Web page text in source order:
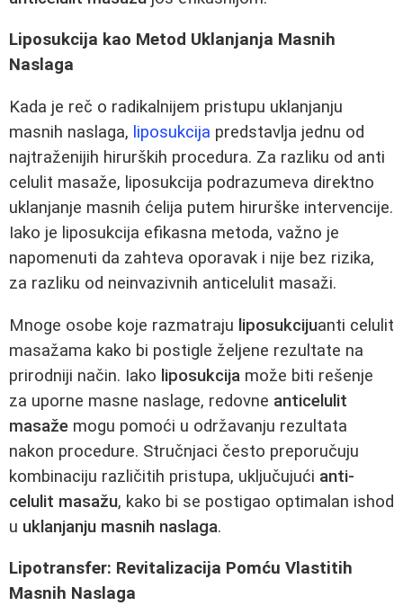
Liposukcija kao Metod Uklanjanja Masnih
Naslaga
Kada je reč o radikalnijem pristupu uklanjanju
masnih naslaga, liposukcija predstavlja jednu od
najtraženijih hirurških procedura. Za razliku od anti
celulit masaže, liposukcija podrazumeva direktno
uklanjanje masnih ćelija putem hirurške intervencije.
Iako je liposukcija efikasna metoda, važno je
napomenuti da zahteva oporavak i nije bez rizika,
za razliku od neinvazivnih anticelulit masaži.
Mnoge osobe koje razmatraju liposukcijuanti celulit
masažama kako bi postigle željene rezultate na
prirodniji način. Iako liposukcija može biti rešenje
za uporne masne naslage, redovne anticelulit
masaže mogu pomoći u održavanju rezultata
nakon procedure. Stručnjaci često preporučuju
kombinaciju različitih pristupa, uključujući anti-
celulit masažu, kako bi se postigao optimalan ishod
u uklanjanju masnih naslaga.
Lipotransfer: Revitalizacija Pomću Vlastitih
Masnih Naslaga